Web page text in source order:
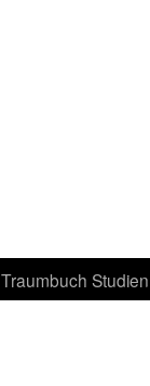
Traumbuch Studien